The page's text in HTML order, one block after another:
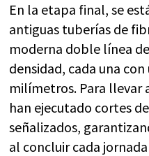
En la etapa final, se
antiguas tuberías de
moderna doble línea
densidad, cada una
milímetros. Para llevar
han ejecutado cortes
señalizados,
al concluir cada